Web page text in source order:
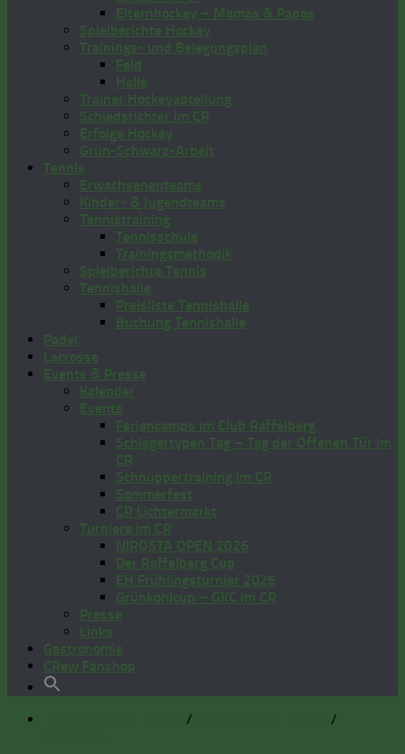
Elternhockey – Mamas & Papas
Spielberichte Hockey
Trainings- und Belegungsplan
Feld
Halle
Trainer Hockeyabteilung
Schiedsrichter im CR
Erfolge Hockey
Grün-Schwarz-Arbeit
Tennis
Erwachsenenteams
Kinder- & Jugendteams
Tennistraining
Tennisschule
Trainingsmethodik
Spielberichte Tennis
Tennishalle
Preisliste Tennishalle
Buchung Tennishalle
Padel
Lacrosse
Events & Presse
Kalender
Events
Feriencamps im Club Raffelberg
Schlägertypen Tag – Tag der Offenen Tür im
CR
Schnuppertraining im CR
Sommerfest
CR Lichtermarkt
Turniere im CR
NIROSTA OPEN 2026
Der Raffelberg Cup
EH Frühlingsturnier 2026
Grünkohlcup – GKC im CR
Presse
Links
Gastronomie
CRew Fanshop
/
/